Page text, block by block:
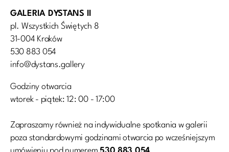
GALERIA DYSTANS II
pl. Wszystkich Świętych 8
31-004 Kraków
530 883 054
info@dystans.gallery
Godziny otwarcia
wtorek - piątek: 12: 00 - 17:00
Zapraszamy również na indywidualne spotkania w galerii
poza standardowymi godzinami otwarcia po wcześniejszym